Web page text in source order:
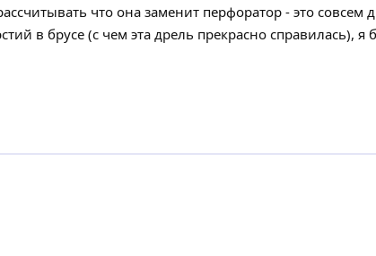
что она заменит перфоратор - это совсем
в брусе (с чем эта дрель прекрасно справилась), я